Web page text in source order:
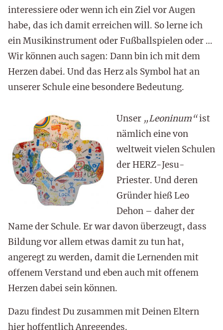
interessiere oder wenn ich ein Ziel vor Augen
habe, das ich damit erreichen will. So lerne ich
ein Musikinstrument oder Fußballspielen oder …
Wir können auch sagen: Dann bin ich mit dem
Herzen dabei. Und das Herz als Symbol hat an
unserer Schule eine besondere Bedeutung.
Unser „Leoninum“ist
nämlich eine von
weltweit vielen Schulen
der HERZ-Jesu-
Priester. Und deren
Gründer hieß Leo
Dehon – daher der
Name der Schule. Er war davon überzeugt, dass
Bildung vor allem etwas damit zu tun hat,
angeregt zu werden, damit die Lernenden mit
offenem Verstand und eben auch mit offenem
Herzen dabei sein können.
Dazu findest Du zusammen mit Deinen Eltern
hier hoffentlich Anregendes.